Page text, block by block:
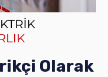
Olarak